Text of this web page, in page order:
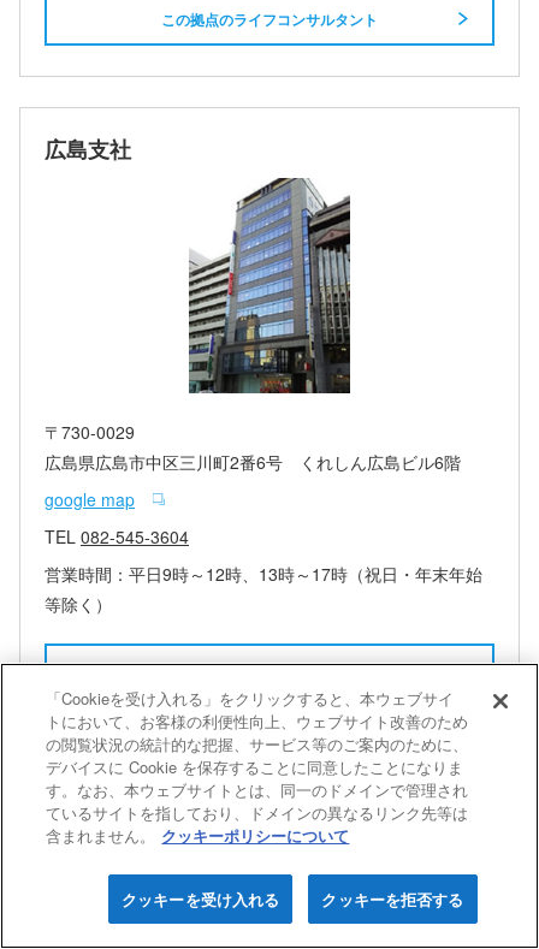
この拠点のライフコンサルタント
広島支社
〒730-0029
広島県広島市中区三川町2番6号 くれしん広島ビル6階
google map
TEL 082-545-3604
営業時間：平日9時～12時、13時～17時（祝日・年末年始
等除く）
この拠点のライフコンサルタント
高松支社
「Cookieを受け入れる」をクリックすると、本ウェブサイ
トにおいて、お客様の利便性向上、ウェブサイト改善のため
の閲覧状況の統計的な把握、サービス等のご案内のために、
デバイスに Cookie を保存することに同意したことになりま
す。なお、本ウェブサイトとは、同一のドメインで管理され
ているサイトを指しており、ドメインの異なるリンク先等は
含まれません。
クッキーポリシーについて
クッキーを拒否する
クッキーを受け入れる